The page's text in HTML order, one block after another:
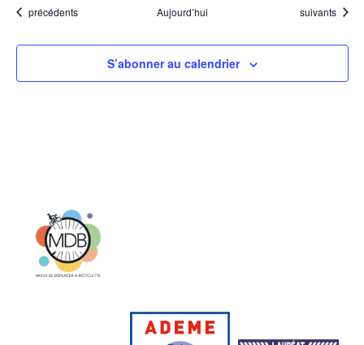
Évènements
précédents Aujourd’hui Évènements
suivants
S’abonner au calendrier